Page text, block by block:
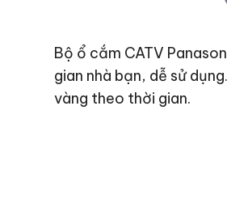
Bộ ổ cắm CATV
gian nhà bạn, dễ sử
vàng theo thời gian.